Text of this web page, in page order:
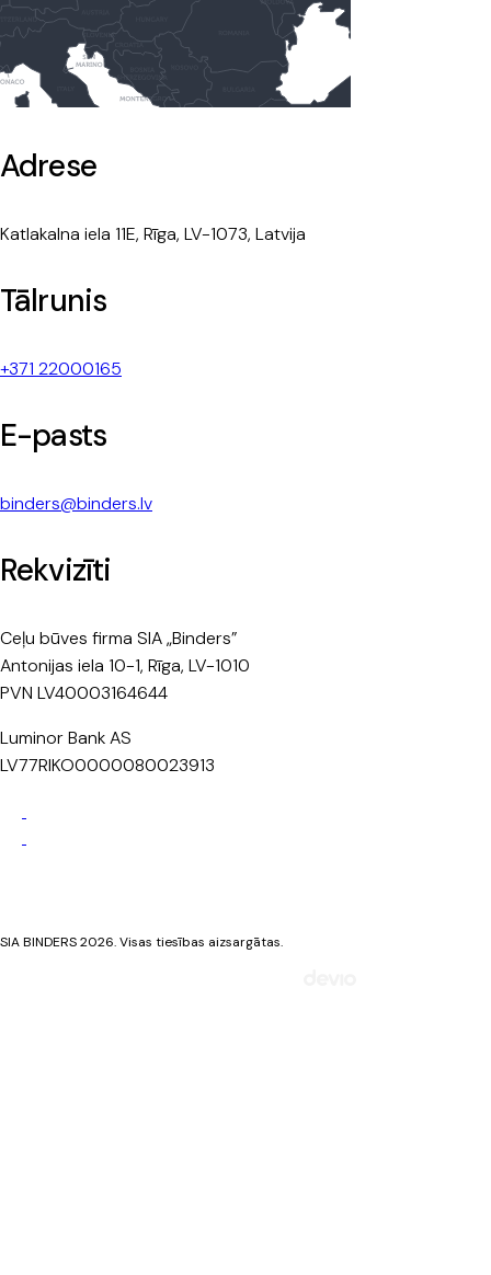
Adrese
Katlakalna iela 11E, Rīga, LV-1073, Latvija
Tālrunis
+371 22000165
E-pasts
binders@binders.lv
Rekvizīti
Ceļu būves firma SIA „Binders”
Antonijas iela 10-1, Rīga, LV-1010
PVN LV40003164644
Luminor Bank AS
LV77RIKO0000080023913
SIA BINDERS 2026. Visas tiesības aizsargātas.